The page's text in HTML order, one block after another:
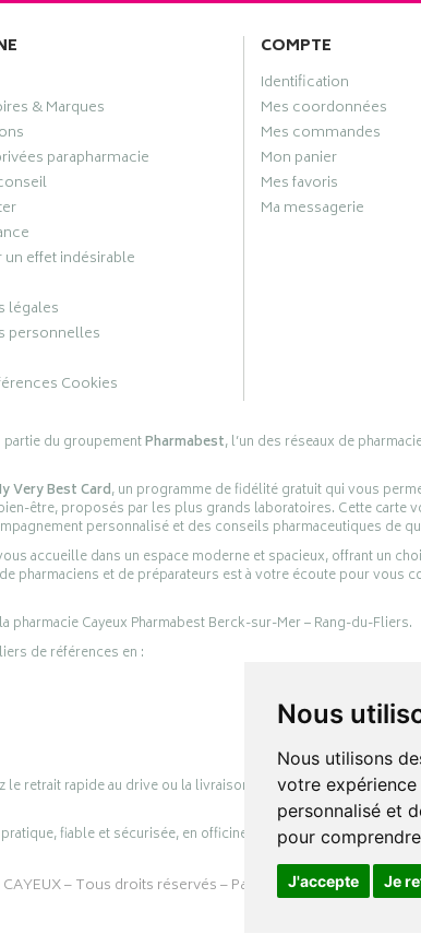
Nous
Nous utilisons
votre
personnalisé et
pour
J'accepte Je
& Marques
parapharmacie
effet indésirable
légales
personnelles
Cookies
COMPTE
Identification
Mes coordonnées
Mes commandes
Mon panier
Mes favoris
Ma messagerie
du groupementPharmabest, l’un des réseaux de
Very Best Card, un programme de fidélité gratuit qui vous
être, proposés par les plus grands laboratoires. Cette carte
personnalisé et des conseils pharmaceutiques de
accueille dans un espace moderne et spacieux, offrant un
pharmaciens et de préparateurs est à votre écoute pour vous
Cayeux Pharmabest Berck-sur-Mer – Rang-du-Fliers.
de références en :
retrait rapide au drive ou la livraison à domicile, en toute
fiable et sécurisée, en officine comme en ligne, au
– Tous droits réservés – Page mise à jour le 03/08/